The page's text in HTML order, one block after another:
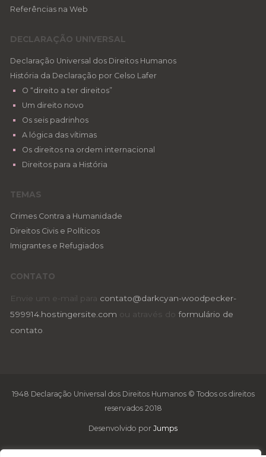
Referências na Web
DECLARAÇÃO UNIVERSAL
Declaração Universal dos Direitos Humanos
História da Declaração por Celso Lafer
O “direito a ter direitos”
Um direito novo
Os seis padrinhos
A lógica das vítimas
Os direitos na ordem internacional
Direitos para a História
TEMAS
Crimes Contra a Humanidade
Direitos Civis e Políticos
Imigrantes e Refugiados
CONTATO
Envie um e-mail para contato@darkcyan-woodpecker-
599914.hostingersite.com ou através do formulário de
contato
1948 Declaração Universal dos Direitos Humanos © Todos os direitos
reservados 2018
Desenvolvido por Jumps